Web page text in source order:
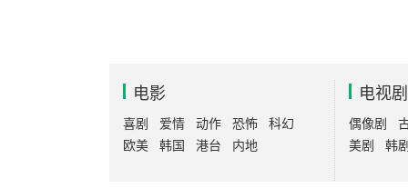
电影
喜剧 爱情 动作 恐怖
科幻
欧美
韩国 港台 内地
电视剧
偶像剧
美剧
韩